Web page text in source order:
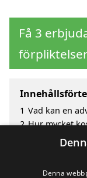
Få 3
1 Vad kan en
2 Hur mycket
Fördelar med
Sök efter en
Denna